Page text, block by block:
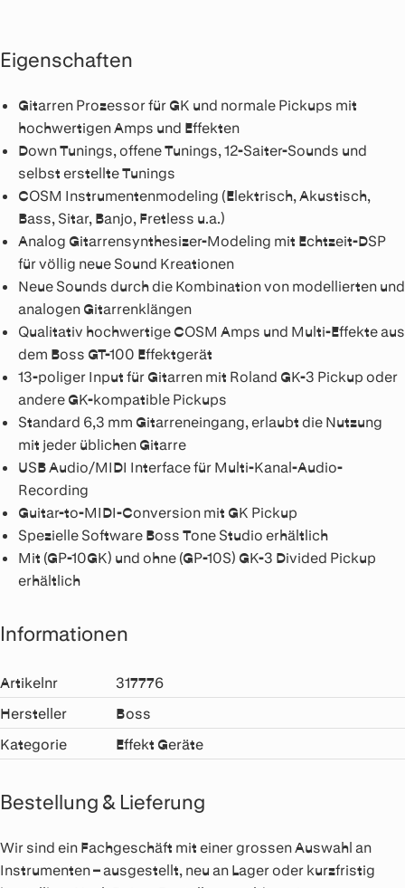
Eigenschaften
Gitarren Prozessor für GK und normale Pickups mit
hochwertigen Amps und Effekten
Down Tunings, offene Tunings, 12-Saiter-Sounds und
selbst erstellte Tunings
COSM Instrumentenmodeling (Elektrisch, Akustisch,
Bass, Sitar, Banjo, Fretless u.a.)
Analog Gitarrensynthesizer-Modeling mit Echtzeit-DSP
für völlig neue Sound Kreationen
Neue Sounds durch die Kombination von modellierten und
analogen Gitarrenklängen
Qualitativ hochwertige COSM Amps und Multi-Effekte aus
dem Boss GT-100 Effektgerät
13-poliger Input für Gitarren mit Roland GK-3 Pickup oder
andere GK-kompatible Pickups
Standard 6,3 mm Gitarreneingang, erlaubt die Nutzung
mit jeder üblichen Gitarre
USB Audio/MIDI Interface für Multi-Kanal-Audio-
Recording
Guitar-to-MIDI-Conversion mit GK Pickup
Spezielle Software Boss Tone Studio erhältlich
Mit (GP-10GK) und ohne (GP-10S) GK-3 Divided Pickup
erhältlich
Informationen
Artikelnr
317776
Hersteller
Boss
Kategorie
Effekt Geräte
Bestellung & Lieferung
Wir sind ein Fachgeschäft mit einer grossen Auswahl an
Instrumenten – ausgestellt, neu an Lager oder kurzfristig